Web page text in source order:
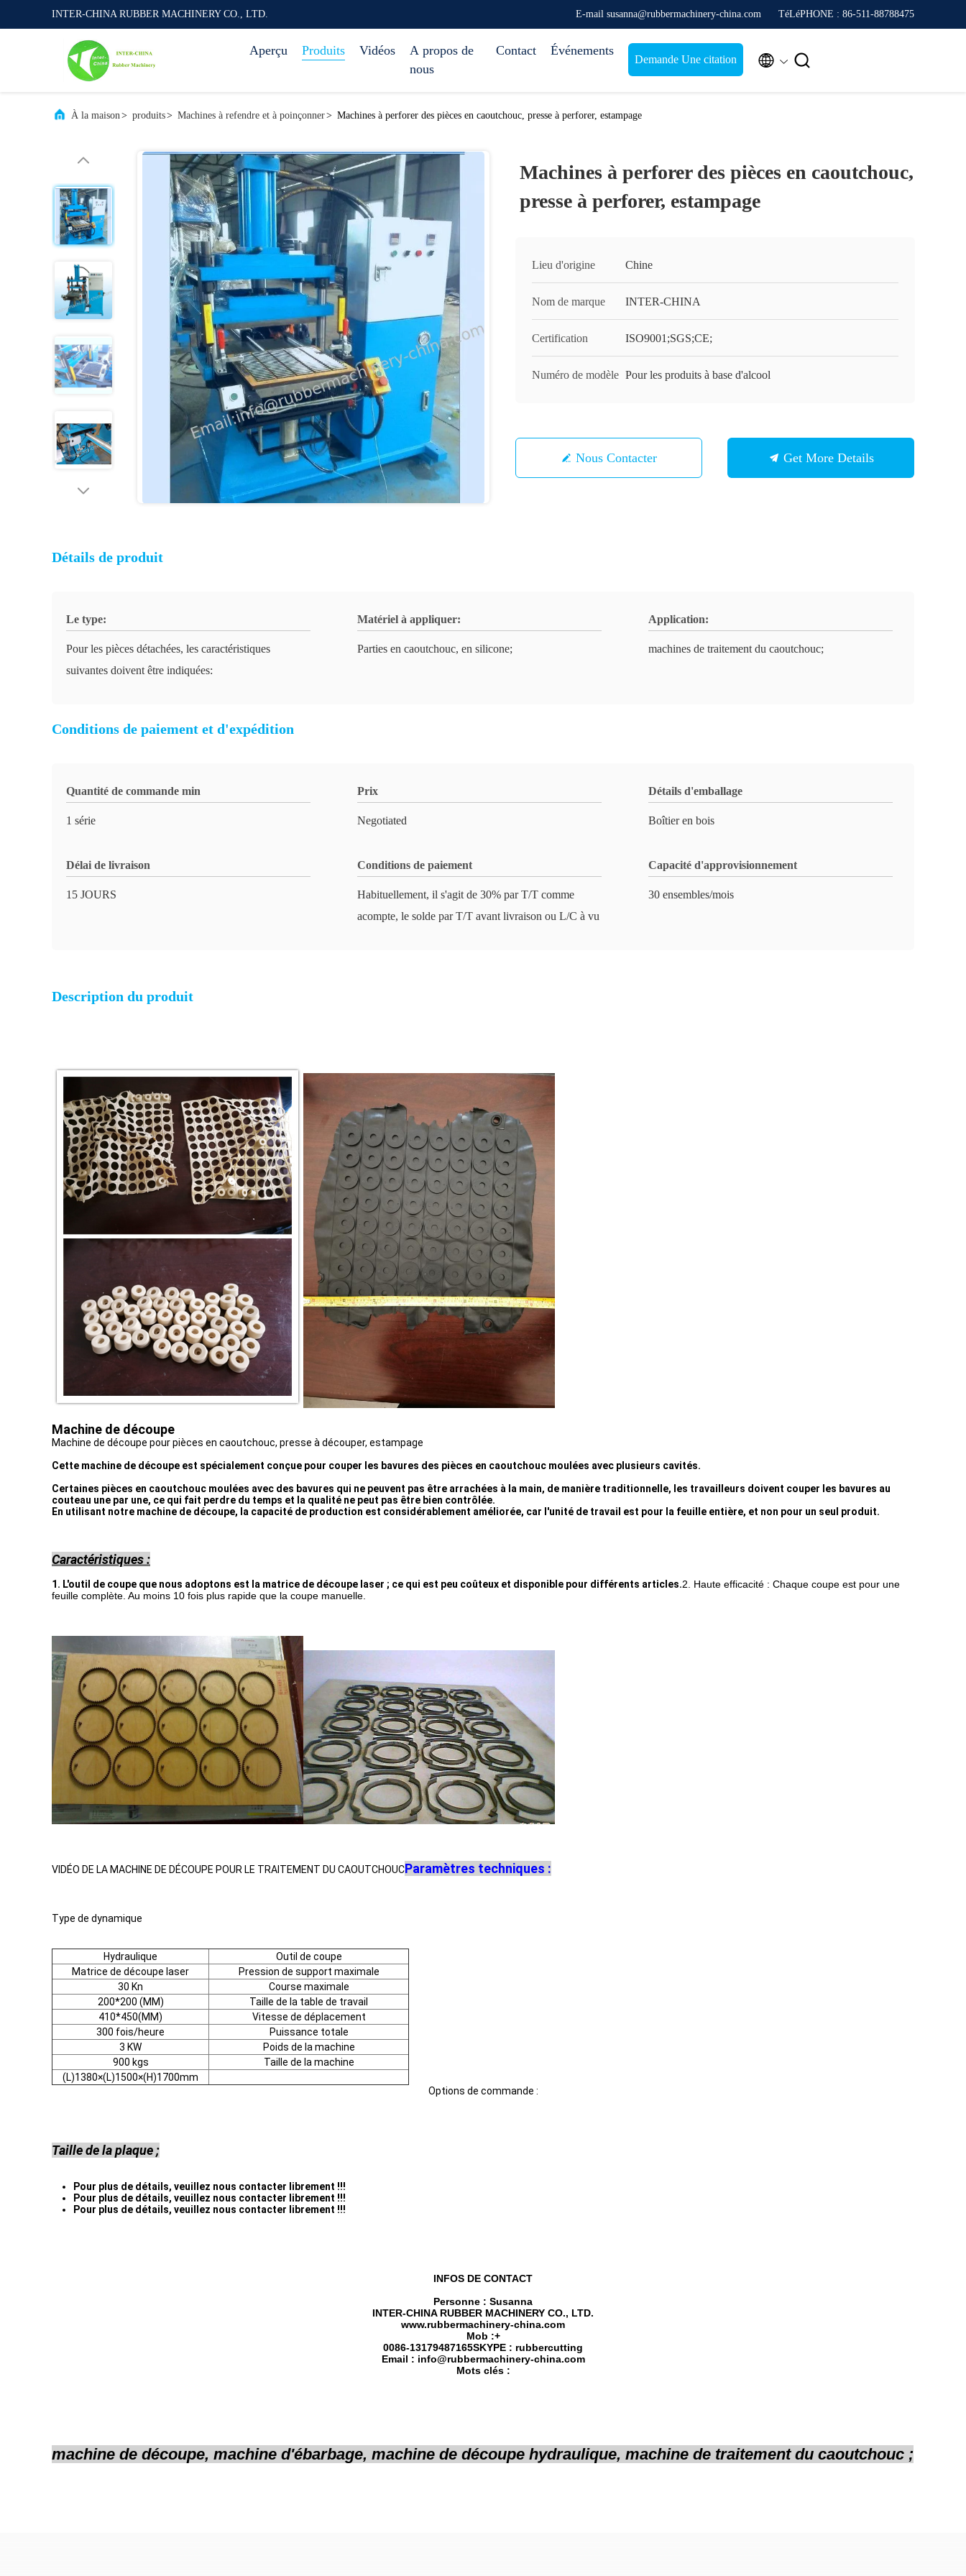
INTER-CHINA RUBBER MACHINERY CO., LTD. E-mail susanna@rubbermachinery-china.com TéLéPHONE : 86-511-88788475
Aperçu Produits Vidéos
A propos de
nous
Contact Événements
Demande Une citation  
À la maison> produits> Machines à refendre et à poinçonner> Machines à perforer des pièces en caoutchouc, presse à perforer, estampage
Machines à perforer des pièces en caoutchouc,
presse à perforer, estampage
Lieu d'origine Chine
Nom de marque INTER-CHINA
Certification ISO9001;SGS;CE;
Numéro de modèle Pour les produits à base d'alcool
Nous Contacter Get More Details
Détails de produit
Le type:
Pour les pièces détachées, les caractéristiques
suivantes doivent être indiquées:
Matériel à appliquer:
Parties en caoutchouc, en silicone;
Application:
machines de traitement du caoutchouc;
Conditions de paiement et d'expédition
Quantité de commande min
1 série
Prix
Negotiated
Détails d'emballage
Boîtier en bois
Délai de livraison
15 JOURS
Conditions de paiement
Habituellement, il s'agit de 30% par T/T comme
acompte, le solde par T/T avant livraison ou L/C à vu
Capacité d'approvisionnement
30 ensembles/mois
Description du produit
Machine de découpe
Machine de découpe pour pièces en caoutchouc, presse à découper, estampage
Cette machine de découpe est spécialement conçue pour couper les bavures des pièces en caoutchouc moulées avec plusieurs cavités.
Certaines pièces en caoutchouc moulées avec des bavures qui ne peuvent pas être arrachées à la main, de manière traditionnelle, les travailleurs doivent couper les bavures au
couteau une par une, ce qui fait perdre du temps et la qualité ne peut pas être bien contrôlée.
En utilisant notre machine de découpe, la capacité de production est considérablement améliorée, car l'unité de travail est pour la feuille entière, et non pour un seul produit.
Caractéristiques :
1. L'outil de coupe que nous adoptons est la matrice de découpe laser ; ce qui est peu coûteux et disponible pour différents articles.2. Haute efficacité : Chaque coupe est pour une
feuille complète. Au moins 10 fois plus rapide que la coupe manuelle.
VIDÉO DE LA MACHINE DE DÉCOUPE POUR LE TRAITEMENT DU CAOUTCHOUCParamètres techniques :
Type de dynamique
Hydraulique
Outil de coupe
Matrice de découpe laser
Pression de support maximale
30 Kn
Course maximale
200*200 (MM)
Taille de la table de travail
410*450(MM)
Vitesse de déplacement
300 fois/heure
Puissance totale
3 KW
Poids de la machine
900 kgs
Taille de la machine
(L)1380×(L)1500×(H)1700mm
Options de commande :
Taille de la plaque ;
Pour plus de détails, veuillez nous contacter librement !!!
Pour plus de détails, veuillez nous contacter librement !!!
Pour plus de détails, veuillez nous contacter librement !!!
INFOS DE CONTACT
Personne : Susanna
INTER-CHINA RUBBER MACHINERY CO., LTD.
www.rubbermachinery-china.com
Mob :+
0086-13179487165SKYPE : rubbercutting
Email : info@rubbermachinery-china.com
Mots clés :
machine de découpe, machine d'ébarbage, machine de découpe hydraulique, machine de traitement du caoutchouc ;